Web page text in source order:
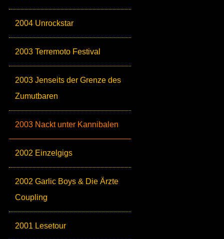
2004 Unrockstar
2003 Terremoto Festival
2003 Jenseits der Grenze des
Zumutbaren
2003 Nackt unter Kannibalen
2002 Einzelgigs
2002 Garlic Boys & Die Ärzte
Coupling
2001 Lesetour